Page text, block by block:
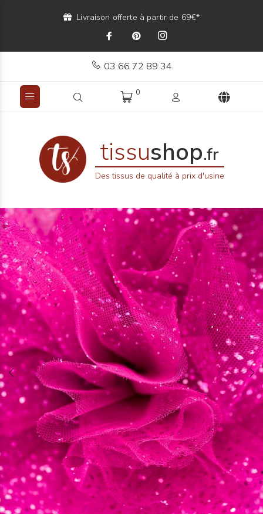
Livraison offerte à partir de 69€*
03 66 72 89 34
0
tissushop.fr
Des tissus de qualité à prix d'usine